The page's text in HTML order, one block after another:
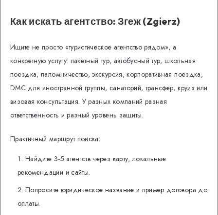
Как искать агентство: Згеж (Zgierz)
Ищите не просто «туристическое агентство рядом», а
конкретную услугу: пакетный тур, автобусный тур, школьная
поездка, паломничество, экскурсия, корпоративная поездка,
DMC для иностранной группы, санаторий, трансфер, круиз или
визовая консультация. У разных компаний разная
ответственность и разный уровень защиты.
Практичный маршрут поиска:
Найдите 3-5 агентств через карту, локальные
рекомендации и сайты.
Попросите юридическое название и пример договора до
оплаты.